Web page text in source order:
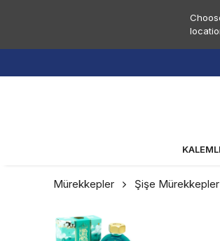
Mürekkepler Şişe Mürekkepler